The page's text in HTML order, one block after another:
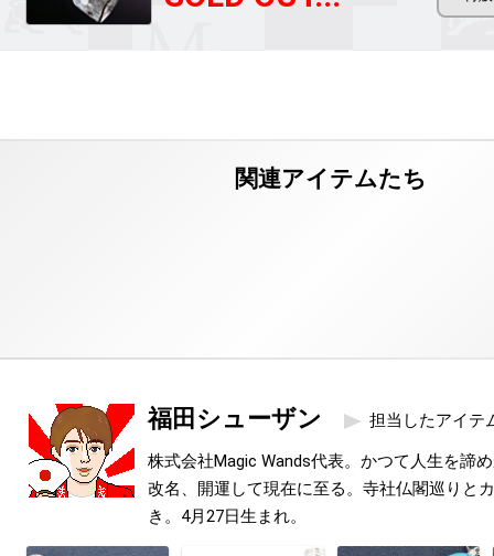
福田シューザン 担当したアイテ
株式会社Magic Wands代表。かつて人生を諦
改名、開運して現在に至る。寺社仏閣巡りと
き。4月27日生まれ。